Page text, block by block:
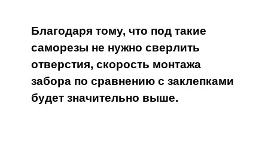
Благодаря тому, что под такие
саморезы не нужно сверлить
отверстия, скорость монтажа
забора по сравнению с заклепками
будет значительно выше.